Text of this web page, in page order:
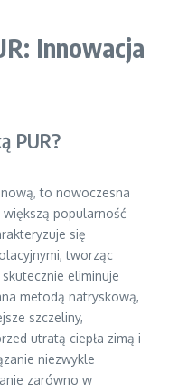
Innowacja
PUR?
to nowoczesna
popularność
się
tworząc
eliminuje
metodą natryskową,
szczeliny,
utratą ciepła zimą i
niezwykle
zarówno w